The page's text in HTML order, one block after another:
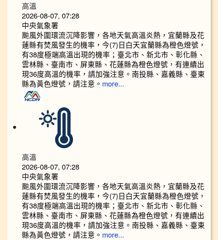
高溫
2026-08-07, 07:28
中央氣象署
颱風外圍環流沉降影響，各地天氣高溫炎熱，宜蘭縣及花
蓮縣有焚風發生的機率，今(7)日白天宜蘭縣為橙色燈號，
有38度極端高溫出現的機率；臺北市、新北市、彰化縣、
雲林縣、臺南市、屏東縣、花蓮縣為橙色燈號，有連續出
現36度高溫的機率，請加強注意。南投縣、嘉義縣、臺東
縣為黃色燈號，請注意。 more...
高溫
2026-08-07, 07:28
中央氣象署
颱風外圍環流沉降影響，各地天氣高溫炎熱，宜蘭縣及花
蓮縣有焚風發生的機率，今(7)日白天宜蘭縣為橙色燈號，
有38度極端高溫出現的機率；臺北市、新北市、彰化縣、
雲林縣、臺南市、屏東縣、花蓮縣為橙色燈號，有連續出
現36度高溫的機率，請加強注意。南投縣、嘉義縣、臺東
縣為黃色燈號，請注意。 more...